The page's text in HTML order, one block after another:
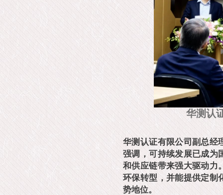
华测认
华测认证有限公司副总经
强调，可持续发展已成为
和供应链带来强大驱动力
环保转型，并能提供定制
势地位。